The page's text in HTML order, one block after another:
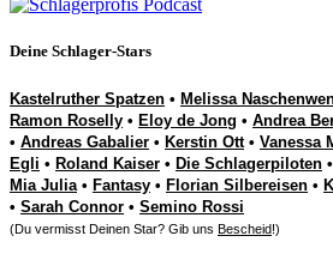
Deine Schlager-Stars
Kastelruther Spatzen • Melissa
Ramon Roselly • Eloy de Jong • Andrea
• Andreas Gabalier • Kerstin Ott• Vanessa
Egli • Roland Kaiser • Die Schlagerpiloten •
Mia Julia• Fantasy • Florian Silbereisen •
• Sarah Connor • Semino Rossi
(Du vermisst Deinen Star? Gib uns Bescheid!)